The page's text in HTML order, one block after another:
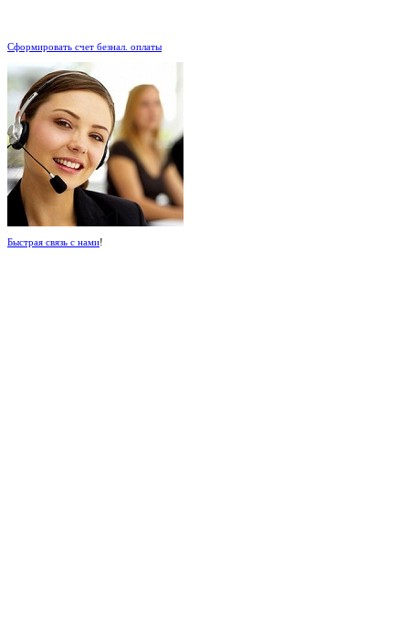
Сформировать счет безнал. оплаты
Быстрая связь с нами!